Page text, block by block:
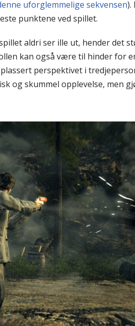
uforglemmelige sekvensen).
punktene ved spillet.
aldri ser ille ut, hender det
kan også være til hinder for
perspektivet i
og skummel opplevelse, men